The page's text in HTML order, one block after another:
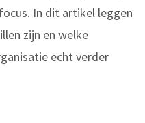
In dit artikel leggen
zijn en welke
echt verder